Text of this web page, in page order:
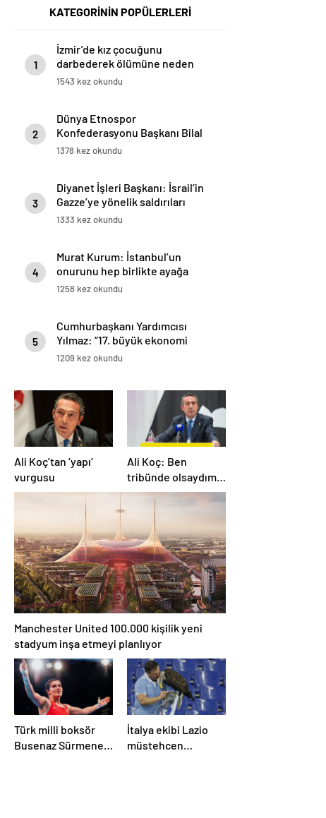
KATEGORİNİN POPÜLERLERİ
1
İzmir’de kız çocuğunu
darbederek ölümüne neden
olan sanığın duruşması başladı
1543 kez okundu
2
Dünya Etnospor
Konfederasyonu Başkanı Bilal
Erdoğan: Batı, çifte standart
1378 kez okundu
3
Diyanet İşleri Başkanı: İsrail’in
Gazze’ye yönelik saldırıları
derhal durdurulmalı
1333 kez okundu
4
Murat Kurum: İstanbul’un
onurunu hep birlikte ayağa
kaldıracağız
1258 kez okundu
5
Cumhurbaşkanı Yardımcısı
Yılmaz: “17. büyük ekonomi
olduk, satın alma gücü
1209 kez okundu
Ali Koç’tan ‘yapı’
vurgusu
Ali Koç: Ben
tribünde olsaydım,
yönetime destek
olurdum
Manchester United 100.000 kişilik yeni
stadyum inşa etmeyi planlıyor
Türk milli boksör
Busenaz Sürmeneli,
İtalya ekibi Lazio
müstehcen